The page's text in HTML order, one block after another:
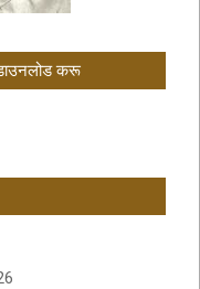
करू